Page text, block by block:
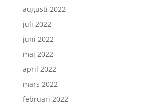
augusti 2022
juli 2022
juni 2022
maj 2022
april 2022
mars 2022
februari 2022